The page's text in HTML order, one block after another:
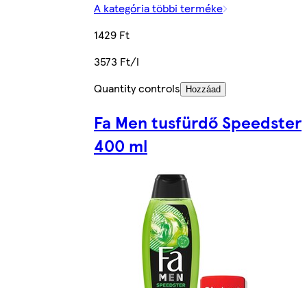
A kategória többi terméke
1429 Ft
3573 Ft/l
Quantity controls
Hozzáad
Fa Men tusfürdő Speedster
400 ml